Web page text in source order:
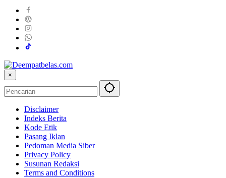
×
Disclaimer
Indeks Berita
Kode Etik
Pasang Iklan
Pedoman Media Siber
Privacy Policy
Susunan Redaksi
Terms and Conditions